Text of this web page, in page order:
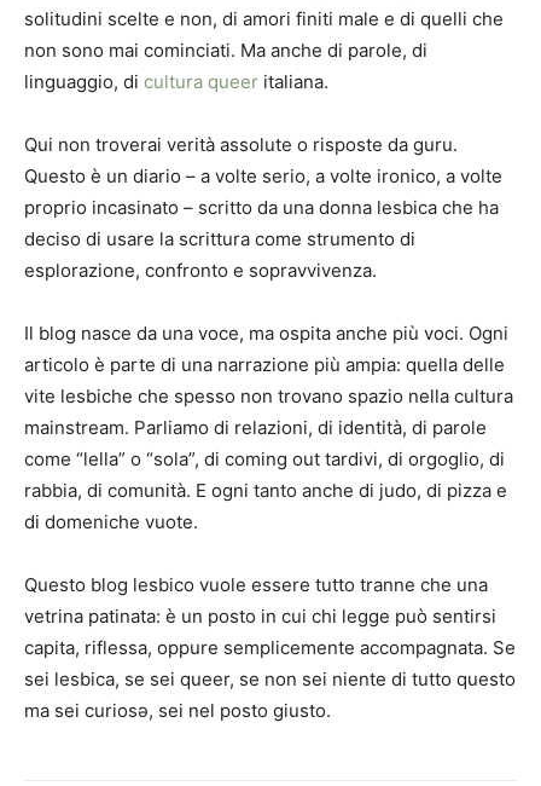
solitudini scelte e non, di amori finiti male e di quelli che
non sono mai cominciati. Ma anche di parole, di
linguaggio, di cultura queer italiana.
Qui non troverai verità assolute o risposte da guru.
Questo è un diario – a volte serio, a volte ironico, a volte
proprio incasinato – scritto da una donna lesbica che ha
deciso di usare la scrittura come strumento di
esplorazione, confronto e sopravvivenza.
Il blog nasce da una voce, ma ospita anche più voci. Ogni
articolo è parte di una narrazione più ampia: quella delle
vite lesbiche che spesso non trovano spazio nella cultura
mainstream. Parliamo di relazioni, di identità, di parole
come “lella” o “sola”, di coming out tardivi, di orgoglio, di
rabbia, di comunità. E ogni tanto anche di judo, di pizza e
di domeniche vuote.
Questo blog lesbico vuole essere tutto tranne che una
vetrina patinata: è un posto in cui chi legge può sentirsi
capita, riflessa, oppure semplicemente accompagnata. Se
sei lesbica, se sei queer, se non sei niente di tutto questo
ma sei curiosə, sei nel posto giusto.